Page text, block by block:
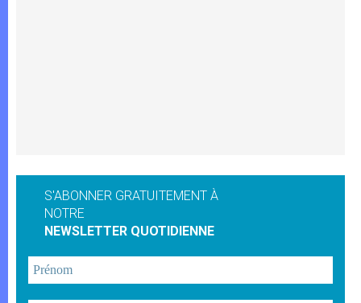
S'ABONNER GRATUITEMENT À
NOTRE
NEWSLETTER QUOTIDIENNE